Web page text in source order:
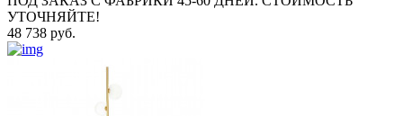
УТОЧНЯЙТЕ!
48 738 руб.